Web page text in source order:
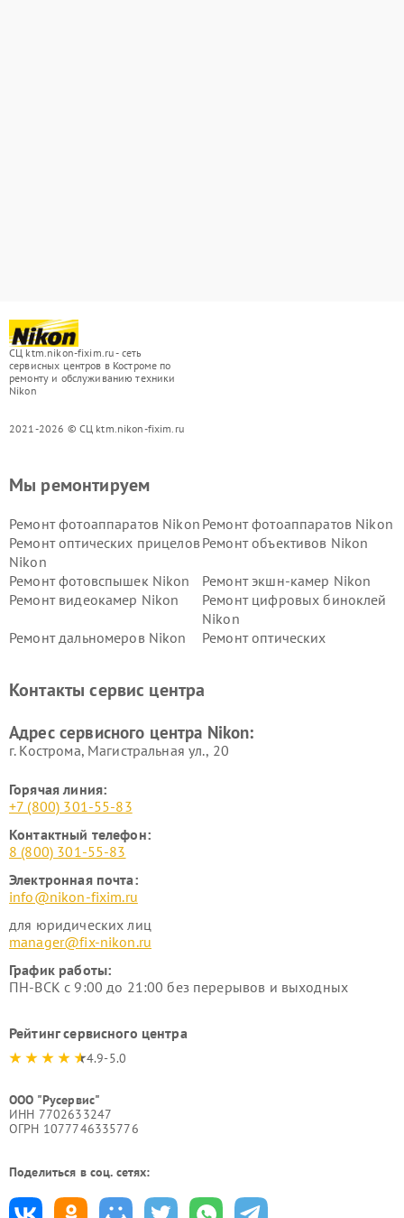
СЦ ktm.nikon-fixim.ru - сеть
сервисных центров в Костроме по
ремонту и обслуживанию техники
Nikon
2021-2026 © СЦ ktm.nikon-fixim.ru
Мы ремонтируем
Ремонт фотоаппаратов Nikon Ремонт фотоаппаратов Nikon
Ремонт оптических прицелов
Nikon
Ремонт объективов Nikon
Ремонт фотовспышек Nikon
Ремонт экшн-камер Nikon
Ремонт видеокамер Nikon
Ремонт цифровых биноклей
Nikon
Ремонт дальномеров Nikon
Ремонт оптических
Контакты сервис центра
Адрес сервисного центра Nikon:
г. Кострома, Магистральная ул., 20
Горячая линия:
+7 (800) 301-55-83
Контактный телефон:
8 (800) 301-55-83
Электронная почта:
info@nikon-fixim.ru
для юридических лиц
manager@fix-nikon.ru
График работы:
ПН-ВСК с 9:00 до 21:00 без перерывов и выходных
Рейтинг сервисного центра
4.9-5.0
ООО "Русервис"
ИНН 7702633247
ОГРН 1077746335776
Поделиться в соц. сетях: